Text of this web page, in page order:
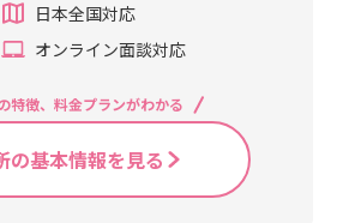
日本全国対応
オンライン面談対応
特徴、料金プランがわかる
の基本情報を見る